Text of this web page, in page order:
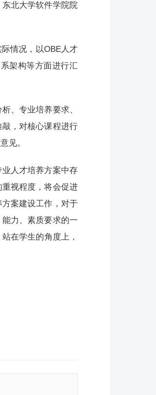
北大学软件学院院
情况，以OBE人才
架构等方面进行汇
、专业培养要求、
，对核心课程进行
见。
人才培养方案中存
视程度，将会促进
案建设工作，对于
力、素质要求的一
在学生的角度上，